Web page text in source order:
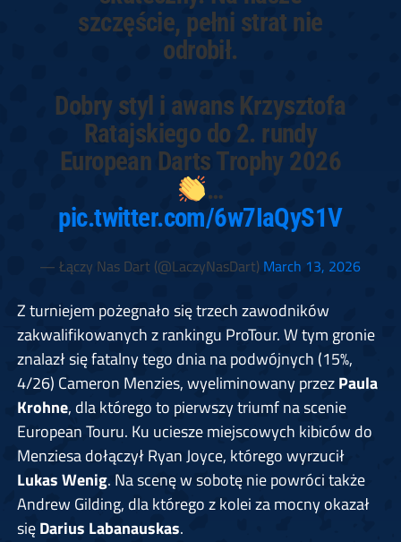
szczęście, pełni strat nie
odrobił.
Dobry styl i awans Krzysztofa
Ratajskiego do 2. rundy
European Darts Trophy 2026
…
pic.twitter.com/6w7IaQyS1V
— Łączy Nas Dart (@LaczyNasDart) March 13, 2026
Z turniejem pożegnało się trzech zawodników
zakwalifikowanych z rankingu ProTour. W tym gronie
znalazł się fatalny tego dnia na podwójnych (15%,
4/26) Cameron Menzies, wyeliminowany przezPaula
Krohne, dla którego to pierwszy triumf na scenie
European Touru. Ku uciesze miejscowych kibiców do
Menziesa dołączył Ryan Joyce, którego wyrzucił
Lukas Wenig. Na scenę w sobotę nie powróci także
Andrew Gilding, dla którego z kolei za mocny okazał
sięDarius Labanauskas.